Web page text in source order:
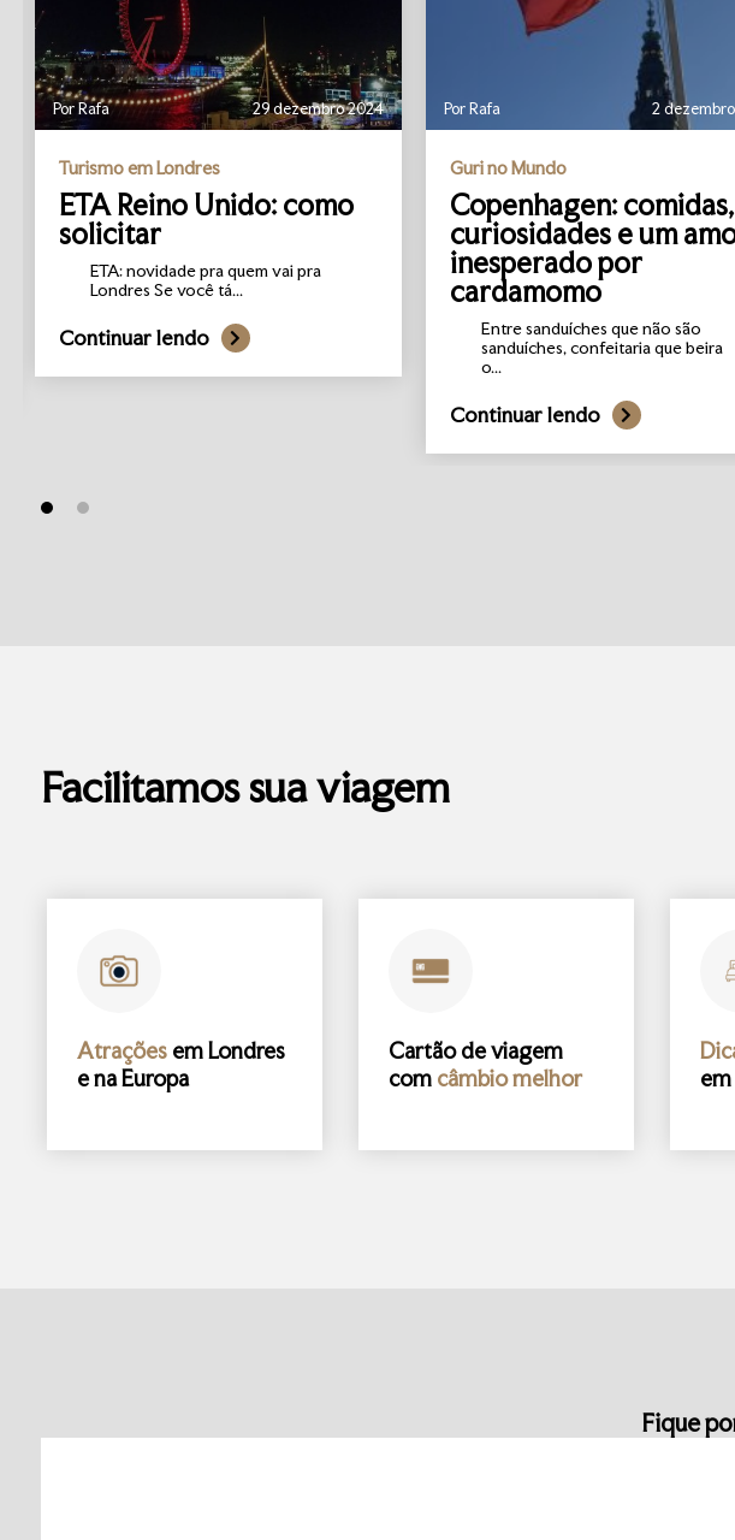
Por Rafa 29 dezembro 2024
Turismo em Londres
ETA Reino Unido: como
solicitar
ETA: novidade pra quem vai pra
Londres Se você tá...
Continuar lendo
Por Rafa 2
Guri no Mundo
Copenhagen: comidas,
curiosidades e um
inesperado por
cardamomo
Entre sanduíches que não são
sanduíches, confeitaria que beira
o...
Continuar lendo
Facilitamos sua viagem
Atraçõesem Londres
e na Europa
Cartão de viagem
com câmbio melhor
Fique